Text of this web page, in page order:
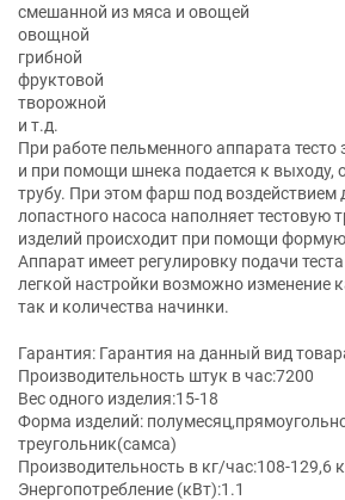
смешанной из мяса и овощей
овощной
грибной
фруктовой
творожной
и т.д.
При работе пельменного аппарата тесто
и при помощи шнека подается к выходу,
трубу. При этом фарш под воздействием
лопастного насоса наполняет тестовую
изделий происходит при помощи
Аппарат имеет регулировку подачи
легкой настройки возможно изменение
так и количества начинки.
Гарантия: Гарантия на данный вид
Производительность штук в час:7200
Вес одного изделия:15-18
Форма изделий:
треугольник(самса)
Производительность в кг/час:108-129,6
Энергопотребление (кВт):1.1